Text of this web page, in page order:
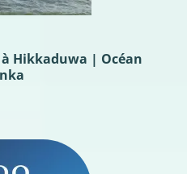
Hikkaduwa | Océan